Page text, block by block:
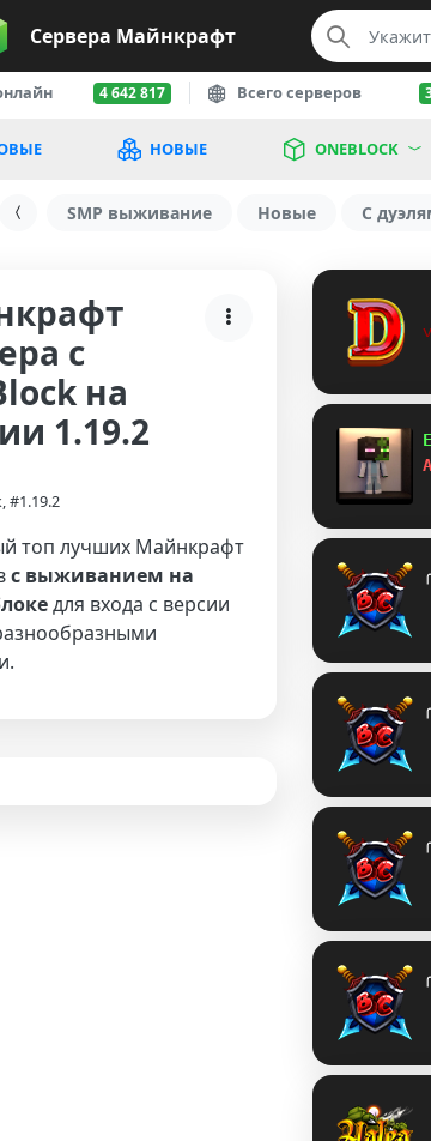
Сервера Майнкрафт
4 642 817 Всего серверов
НОВЫЕ ONEBLOCK
SMP выживание Новые С
с
на
1.19.2
#1.19.2
топ лучших Майнкрафт
с выживанием на
для входа с версии
ᴠ
╭
╭
╭
╭